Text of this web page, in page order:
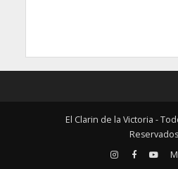
El Clarin de la Victoria -
Reservados